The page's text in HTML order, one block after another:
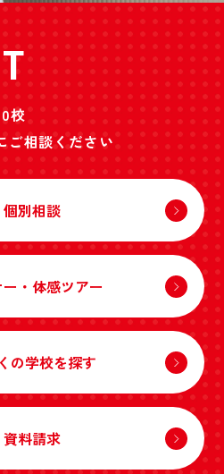
校
ご相談ください
個別相談
・体感ツアー
の学校を探す
資料請求